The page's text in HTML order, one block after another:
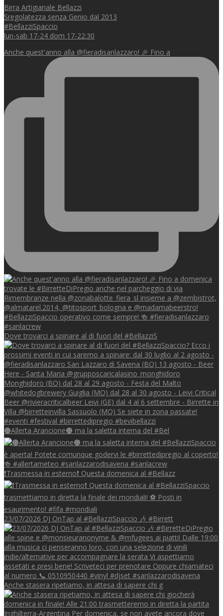
Birra Artigianale Bellazzi
Sregolatezza senza Genio dal 2013
#BellazziSpaccio
lun-sab 17-24 dom 17-22:30
Anche quest'anno alla @fieradisanlazzaro! 🎉 Fino a
Dove trovarci a spinare al di fuori del #BellazziS
🟠Allerta Arancione🟠 ma la saletta interna del #Bel
❗Trasmessa in esterno❗ Questa domenica al #Bellazz
23/07/2026 DJ OnTap al #BellazziSpaccio 🎶 #Birrett
Anche stasera ripetiamo, in attesa di sapere chi g